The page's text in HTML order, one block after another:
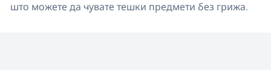
што можете да чувате тешки предмети без грижа.